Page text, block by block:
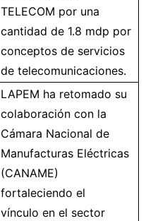
TELECOM por una
cantidad de 1.8 mdp por
conceptos de servicios
de telecomunicaciones.
LAPEM ha retomado su
colaboración con la
Cámara Nacional de
Manufacturas Eléctricas
(CANAME)
fortaleciendo el
vínculo en el sector